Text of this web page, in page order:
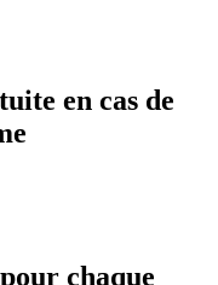
en cas de
chaque